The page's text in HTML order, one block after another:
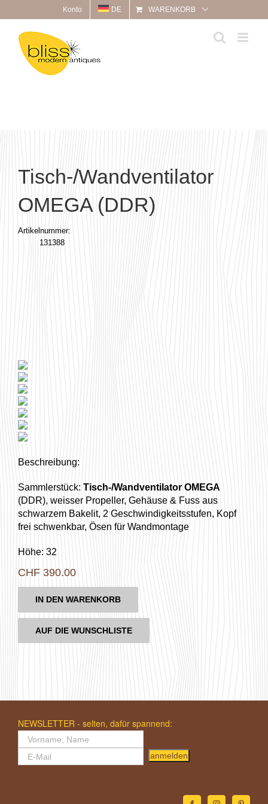
Inhalt
springen
Konto DE WARENKORB
Tisch-/Wandventilator
OMEGA (DDR)
Artikelnummer:
131388
Beschreibung:
Sammlerstück: Tisch-/Wandventilator OMEGA
(DDR), weisser Propeller, Gehäuse & Fuss aus
schwarzem Bakelit, 2 Geschwindigkeitsstufen, Kopf
frei schwenkbar, Ösen für Wandmontage
Höhe: 32
CHF 390.00
IN DEN WARENKORB
AUF DIE WUNSCHLISTE
NEWSLETTER - selten, dafür spannend:
anmelden